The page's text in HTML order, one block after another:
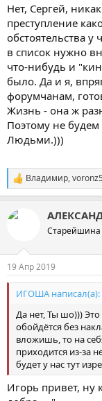
Нет, Сергей,
преступление
обстоятельства у
в список нужно
что-нибудь и
было. Да и я,
форумчанам,
Жизнь - она ж
Поэтому не
Людьми.)))
С
и
п
:
Владимир,
Старейшина
19 Апр 2019
ИГОША написал(а):
Да нет, Ты шо)))
обойдётся без
вложишь, то на
приходится из-за
будет у нас тут
Игорь привет, ну